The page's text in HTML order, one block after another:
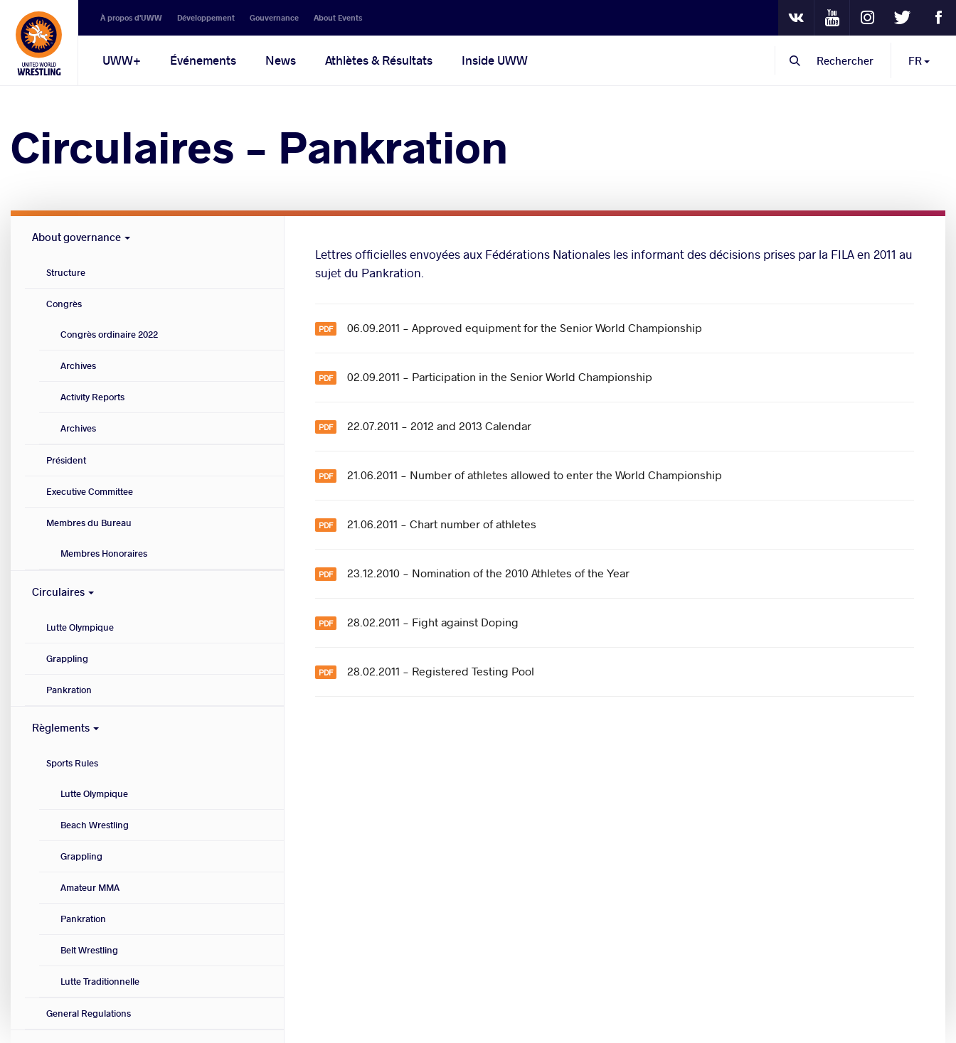
Secondary
navigation
À propos d'UWW Développement Gouvernance About Events VKontakteYoutube
InstagramTwitter
Main
UWW+ Événements News Athlètes & Résultats Inside UWW FR
Rechercher
Circulaires - Pankration
Lettres officielles envoyées aux Fédérations Nationales les informant des décisions prises par la FILA en 2011 au
sujet du Pankration.
06.09.2011 - Approved equipment for the Senior World Championship
02.09.2011 - Participation in the Senior World Championship
22.07.2011 - 2012 and 2013 Calendar
21.06.2011 - Number of athletes allowed to enter the World Championship
21.06.2011 - Chart number of athletes
23.12.2010 - Nomination of the 2010 Athletes of the Year
28.02.2011 - Fight against Doping
28.02.2011 - Registered Testing Pool
Governance
About governance
Structure
Congrès
Congrès ordinaire 2022
Archives
Activity Reports
Archives
Président
Executive Committee
Membres du Bureau
Membres Honoraires
Circulaires
Lutte Olympique
Grappling
Pankration
Règlements
Sports Rules
Lutte Olympique
Beach Wrestling
Grappling
Amateur MMA
Pankration
Belt Wrestling
Lutte Traditionnelle
General Regulations